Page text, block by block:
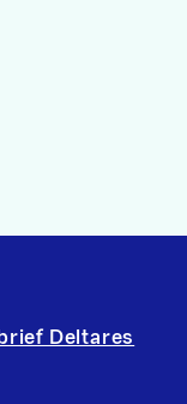
Deltares